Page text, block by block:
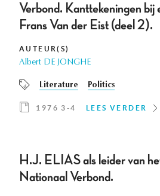
Verbond. Kanttekeningen bij
Frans Van der Eist (deel 2).
AUTEUR(S)
Albert DE JONGHE
Literature Politics
1976 3-4 LEES VERDER
H.J. ELIAS als leider van
Nationaal Verbond.